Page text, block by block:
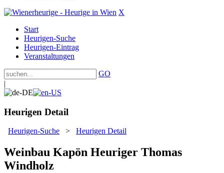
X
Start
Heurigen-Suche
Heurigen-Eintrag
Veranstaltungen
GO
|
Heurigen Detail
Heurigen-Suche > Heurigen Detail
Weinbau Kapön Heuriger Thomas
Windholz